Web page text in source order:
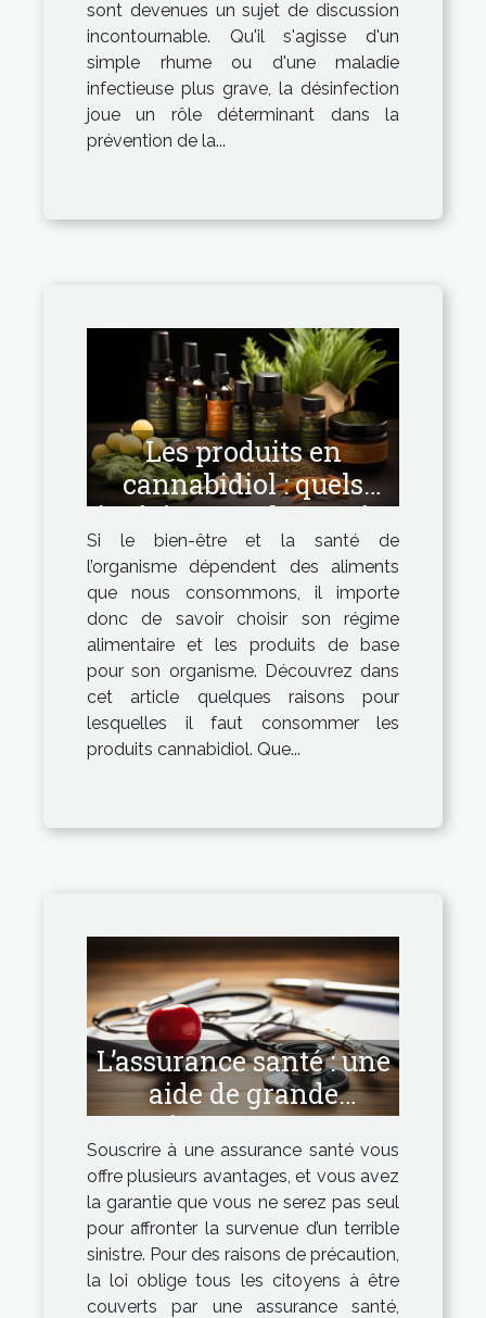
sont devenues un sujet de discussion
incontournable. Qu'il s'agisse d'un
simple rhume ou d'une maladie
infectieuse plus grave, la désinfection
joue un rôle déterminant dans la
prévention de la...
Les produits en
cannabidiol : quels
intérêts pour la santé ?
Si le bien-être et la santé de
l’organisme dépendent des aliments
que nous consommons, il importe
donc de savoir choisir son régime
alimentaire et les produits de base
pour son organisme. Découvrez dans
cet article quelques raisons pour
lesquelles il faut consommer les
produits cannabidiol. Que...
L’assurance santé : une
aide de grande
importance
Souscrire à une assurance santé vous
offre plusieurs avantages, et vous avez
la garantie que vous ne serez pas seul
pour affronter la survenue d’un terrible
sinistre. Pour des raisons de précaution,
la loi oblige tous les citoyens à être
couverts par une assurance santé,